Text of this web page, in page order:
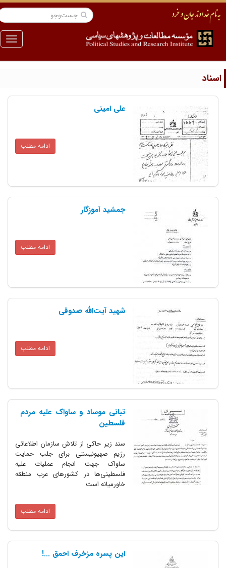
منو
علی امینی
ادامه مطلب
جمشید آموزگار
ادامه مطلب
شهید آیت‌الله صدوقی
ادامه مطلب
تبانی موساد و ساواک علیه مردم
فلسطین
سند زیر حاکی از تلاش سازمان اطلاعاتی
رژیم صهیونیستی برای جلب حمایت
ساواک جهت انجام عملیات علیه
فلسطینی‌ها در کشورهای عرب منطقه
خاورمیانه است
ادامه مطلب
این پسره مزخرف احمق ...!